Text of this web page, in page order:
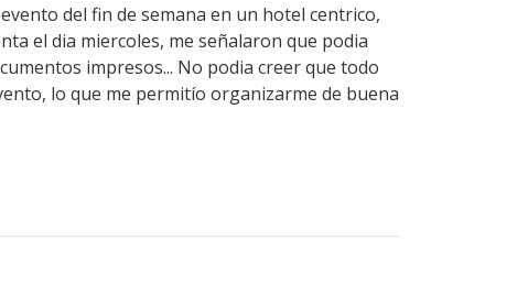
del fin de semana en un hotel centrico,
el dia miercoles, me señalaron que podia
impresos... No podia creer que todo
lo que me permitío organizarme de buena